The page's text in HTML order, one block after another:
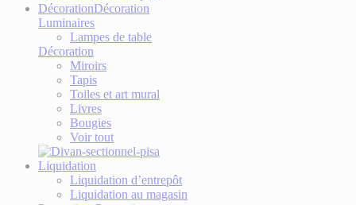
DécorationDécoration
Luminaires
Lampes de table
Décoration
Miroirs
Tapis
Toiles et art mural
Livres
Bougies
Voir tout
Liquidation
Liquidation d’entrepôt
Liquidation au magasin